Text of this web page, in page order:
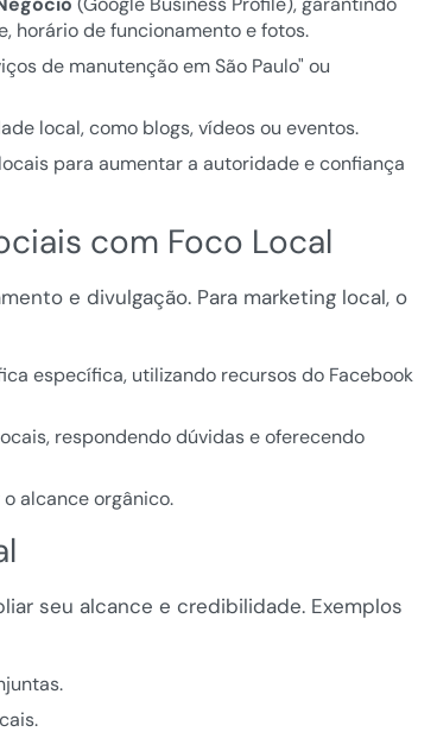
horário de funcionamento e fotos.
de manutenção em São Paulo" ou
local, como blogs, vídeos ou eventos.
para aumentar a autoridade e confiança
com Foco Local
e divulgação. Para marketing local, o
específica, utilizando recursos do Facebook
respondendo dúvidas e oferecendo
alcance orgânico.
seu alcance e credibilidade. Exemplos